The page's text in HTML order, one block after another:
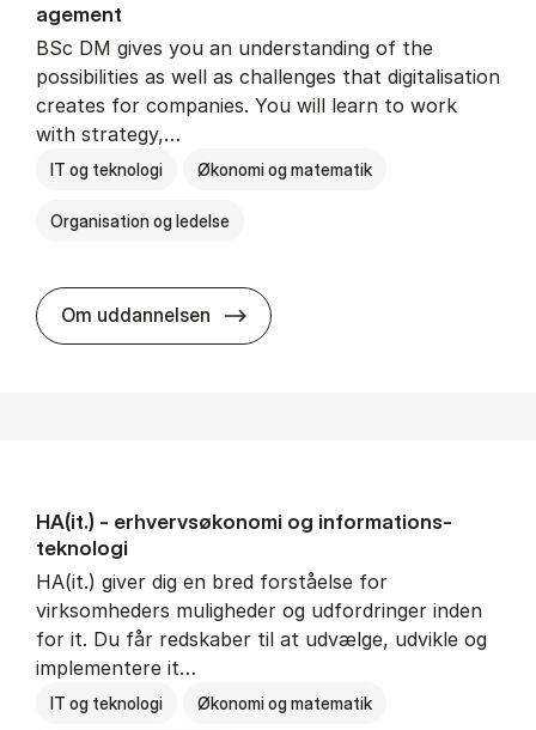
age­ment
BSc DM gives you an understanding of the
possibilities as well as challenges that digitalisation
creates for companies. You will learn to work
with strategy,…
IT og teknologi Økonomi og matematik
Organisation og ledelse
Om uddannelsen BSc in Busi­ness Ad­min­is­tra­tion
HA(it.) - erhvervs­økonomi og informations­
teknologi
HA(it.) giver dig en bred forståelse for
virksomheders muligheder og udfordringer inden
for it. Du får redskaber til at udvælge, udvikle og
implementere it…
IT og teknologi Økonomi og matematik